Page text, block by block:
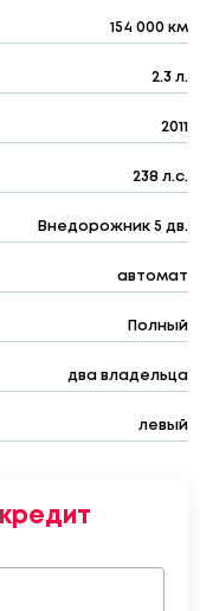
154 000 км
2.3 л.
2011
238 л.с.
Внедорожник 5 дв.
автомат
Полный
два владельца
левый